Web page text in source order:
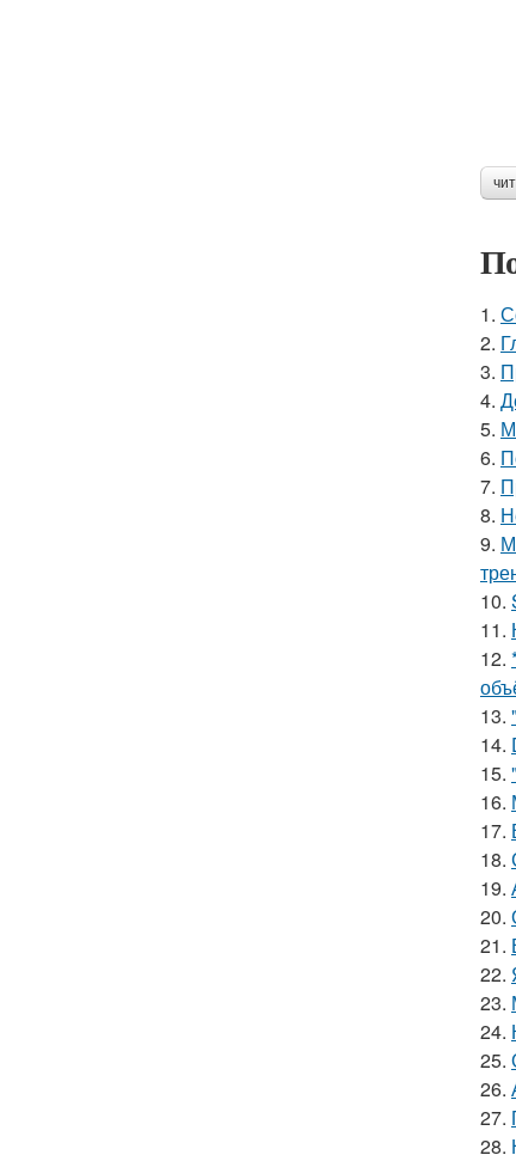
1.
2.
3.
4.
5.
6.
7.
8.
9.
10.
11.
12.
13.
14.
15.
16.
17.
18.
19.
20.
21.
22.
23.
24.
25.
26.
27.
28.